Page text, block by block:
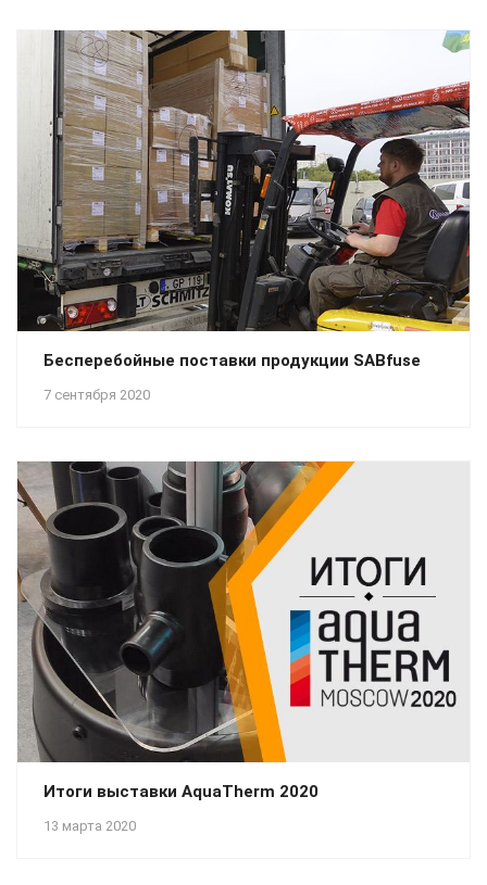
7 сентября 2020
Бесперебойные поставки продукции SABfuse
13 марта 2020
Итоги выставки AquaTherm 2020